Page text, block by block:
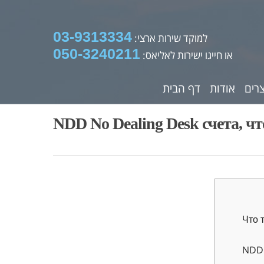
למוקד שירות ארצי: 03-9313334
או חייגו ישירות לאליאס: 050-3240211
דף הבית אודות
NDD No Dealing Desk счета,
Что